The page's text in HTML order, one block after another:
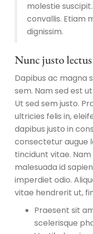
molestie
convallis. Etiam
dignissim.
Nunc justo lectus
Dapibus ac magna
sem. Nam sed est
Ut sed sem justo.
ultricies felis in,
dapibus justo in
consectetur augue
tincidunt vitae. Nam
malesuada id
imperdiet odio.
vitae hendrerit ut,
Praesent sit
scelerisque